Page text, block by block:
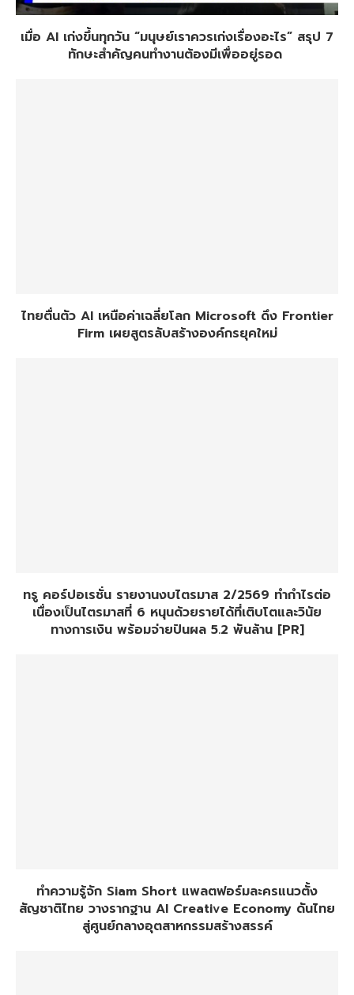
เมื่อ AI เก่งขึ้นทุกวัน “มนุษย์เราควรเก่งเรื่องอะไร” สรุป 7
ทักษะสำคัญคนทำงานต้องมีเพื่ออยู่รอด
ไทยตื่นตัว AI เหนือค่าเฉลี่ยโลก Microsoft ดึง Frontier
Firm เผยสูตรลับสร้างองค์กรยุคใหม่
ทรู คอร์ปอเรชั่น รายงานงบไตรมาส 2/2569 ทำกำไรต่อ
เนื่องเป็นไตรมาสที่ 6 หนุนด้วยรายได้ที่เติบโตและวินัย
ทางการเงิน พร้อมจ่ายปันผล 5.2 พันล้าน [PR]
ทำความรู้จัก Siam Short แพลตฟอร์มละครแนวตั้ง
สัญชาติไทย วางรากฐาน AI Creative Economy ดันไทย
สู่ศูนย์กลางอุตสาหกรรมสร้างสรรค์